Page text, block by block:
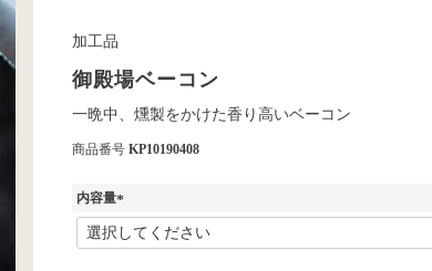
加工品
御殿場ベーコン
一晩中、燻製をかけた香り高いベーコン
商品番号 KP10190408
内容量
(
必